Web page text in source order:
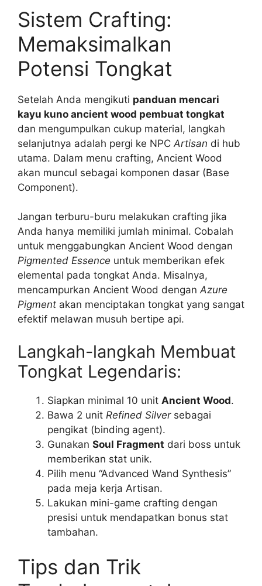
Sistem Crafting:
Memaksimalkan
Potensi Tongkat
Setelah Anda mengikuti panduan mencari
kayu kuno ancient wood pembuat tongkat
dan mengumpulkan cukup material, langkah
selanjutnya adalah pergi ke NPC Artisan di hub
utama. Dalam menu crafting, Ancient Wood
akan muncul sebagai komponen dasar (Base
Component).
Jangan terburu-buru melakukan crafting jika
Anda hanya memiliki jumlah minimal. Cobalah
untuk menggabungkan Ancient Wood dengan
Pigmented Essence untuk memberikan efek
elemental pada tongkat Anda. Misalnya,
mencampurkan Ancient Wood denganAzure
Pigment akan menciptakan tongkat yang sangat
efektif melawan musuh bertipe api.
Langkah-langkah Membuat
Tongkat Legendaris:
Siapkan minimal 10 unit Ancient Wood.
Bawa 2 unit Refined Silversebagai
pengikat (binding agent).
Gunakan Soul Fragment dari boss untuk
memberikan stat unik.
Pilih menu “Advanced Wand Synthesis”
pada meja kerja Artisan.
Lakukan mini-game crafting dengan
presisi untuk mendapatkan bonus stat
tambahan.
Tips dan Trik